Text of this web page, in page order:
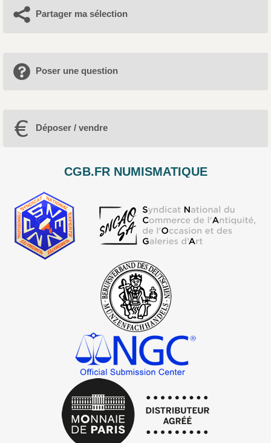
Partager ma sélection
Poser une question
Déposer / vendre
CGB.FR NUMISMATIQUE